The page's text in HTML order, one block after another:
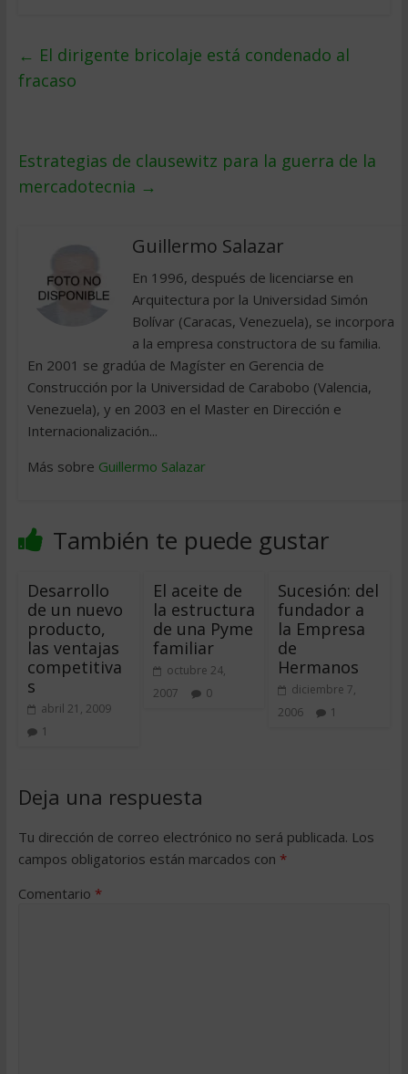
← El dirigente bricolaje está condenado al
fracaso
Estrategias de clausewitz para la guerra de la
mercadotecnia →
Guillermo Salazar
En 1996, después de licenciarse en
Arquitectura por la Universidad Simón
Bolívar (Caracas, Venezuela), se incorpora
a la empresa constructora de su familia.
En 2001 se gradúa de Magíster en Gerencia de
Construcción por la Universidad de Carabobo (Valencia,
Venezuela), y en 2003 en el Master en Dirección e
Internacionalización...
Más sobre Guillermo Salazar
También te puede gustar
Desarrollo
de un nuevo
producto,
las ventajas
competitiva
s
abril 21, 2009
1
El aceite de
la estructura
de una Pyme
familiar
octubre 24,
2007
0
Sucesión: del
fundador a
la Empresa
de
Hermanos
diciembre 7,
2006
1
Deja una respuesta
Tu dirección de correo electrónico no será publicada. Los
campos obligatorios están marcados con *
Comentario *